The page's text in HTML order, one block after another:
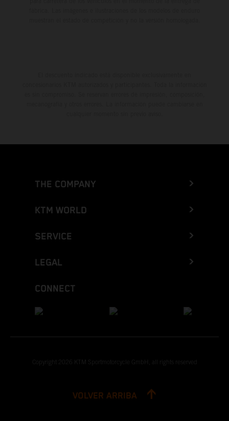
THE COMPANY
KTM WORLD
SERVICE
LEGAL
CONNECT
Copyright 2026 KTM Sportmotorcycle GmbH, all rights reserved
VOLVER ARRIBA